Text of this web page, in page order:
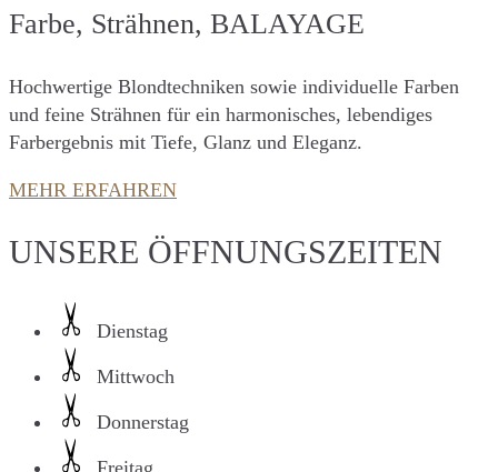
Farbe, Strähnen, BALAYAGE
Hochwertige Blondtechniken sowie individuelle Farben
und feine Strähnen für ein harmonisches, lebendiges
Farbergebnis mit Tiefe, Glanz und Eleganz.
MEHR ERFAHREN
UNSERE ÖFFNUNGS­ZEITEN
Dienstag
Mittwoch
Donnerstag
Freitag